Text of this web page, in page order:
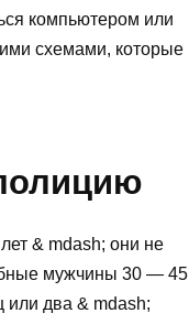
компьютером или
схемами, которые
& mdash; они не
мужчины 30 — 45
или два & mdash;